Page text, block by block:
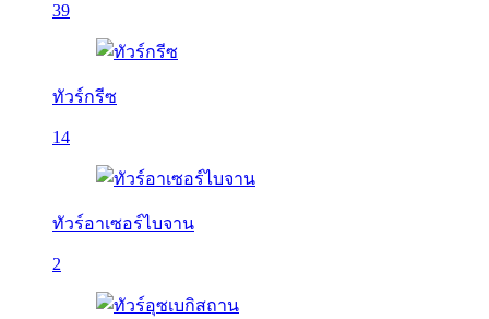
39
ทัวร์กรีซ
14
ทัวร์อาเซอร์ไบจาน
2